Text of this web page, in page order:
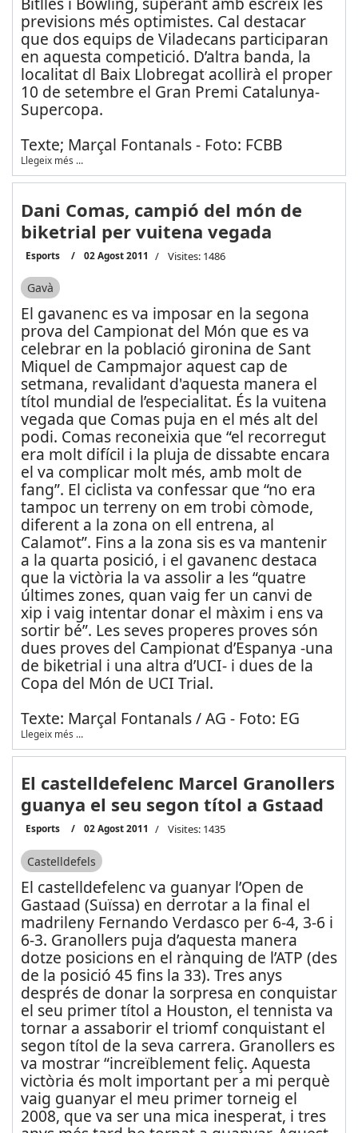
previsions més optimistes. Cal destacar
que dos equips de Viladecans participaran
en aquesta competició. D’altra banda, la
localitat dl Baix Llobregat acollirà el proper
10 de setembre el Gran Premi Catalunya-
Supercopa.
Texte; Marçal Fontanals - Foto: FCBB
Llegeix més …
Dani Comas, campió del món de
biketrial per vuitena vegada
Esports 02 Agost 2011 Visites: 1486
Gavà
El gavanenc es va imposar en la segona
prova del Campionat del Món que es va
celebrar en la població gironina de Sant
Miquel de Campmajor aquest cap de
setmana, revalidant d'aquesta manera el
títol mundial de l’especialitat. És la vuitena
vegada que Comas puja en el més alt del
podi. Comas reconeixia que “el recorregut
era molt difícil i la pluja de dissabte encara
el va complicar molt més, amb molt de
fang”. El ciclista va confessar que “no era
tampoc un terreny on em trobi còmode,
diferent a la zona on ell entrena, al
Calamot”. Fins a la zona sis es va mantenir
a la quarta posició, i el gavanenc destaca
que la victòria la va assolir a les “quatre
últimes zones, quan vaig fer un canvi de
xip i vaig intentar donar el màxim i ens va
sortir bé”. Les seves properes proves són
dues proves del Campionat d’Espanya -una
de biketrial i una altra d’UCI- i dues de la
Copa del Món de UCI Trial.
Texte: Marçal Fontanals / AG - Foto: EG
Llegeix més …
El castelldefelenc Marcel Granollers
guanya el seu segon títol a Gstaad
Esports 02 Agost 2011 Visites: 1435
Castelldefels
El castelldefelenc va guanyar l’Open de
Gastaad (Suïssa) en derrotar a la final el
madrileny Fernando Verdasco per 6-4, 3-6 i
6-3. Granollers puja d’aquesta manera
dotze posicions en el rànquing de l’ATP (des
de la posició 45 fins la 33). Tres anys
després de donar la sorpresa en conquistar
el seu primer títol a Houston, el tennista va
tornar a assaborir el triomf conquistant el
segon títol de la seva carrera. Granollers es
va mostrar “increïblement feliç. Aquesta
victòria és molt important per a mi perquè
vaig guanyar el meu primer torneig el
2008, que va ser una mica inesperat, i tres